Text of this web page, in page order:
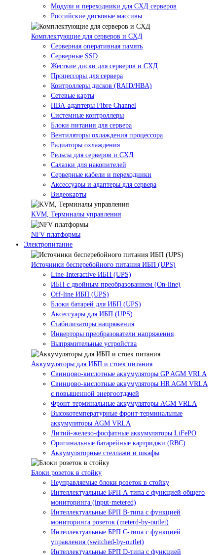
Модули и переходники для СХД серверов
Российские дисковые массивы
Комплектующие для серверов и СХД
Серверная оперативная память
Серверные SSD
Жесткие диски для серверов и СХД
Процессоры для сервера
Контроллеры дисков (RAID/HBA)
Сетевые карты
HBA-адаптеры Fibre Channel
Системные контроллеры
Блоки питания для сервера
Вентиляторы охлаждения процессора
Радиаторы охлаждения
Рельсы для серверов и СХД
Салазки для накопителей
Серверные кабели и переходники
Аксессуары и адаптеры для сервера
Видеокарты
KVM, Терминалы управления
NFV платформы
Электропитание
Источники бесперебойного питания ИБП (UPS)
Line-Interactive ИБП (UPS)
ИБП с двойным преобразованием (On-line)
Off-line ИБП (UPS)
Блоки батарей для ИБП (UPS)
Аксессуары для ИБП (UPS)
Стабилизаторы напряжения
Инверторы преобразователи напряжения
Выпрямительные устройства
Аккумуляторы для ИБП и стоек питания
Свинцово-кислотные аккумуляторы GP AGM VRLA
Свинцово-кислотные аккумуляторы HR AGM VRLA
с повышенной энергоотдачей
Фронт-терминальные аккумуляторы AGM VRLA
Высокотемпературные фронт-терминальные
аккумуляторы AGM VRLA
Литий-железо-фосфатные аккумуляторы LiFePO
Оригинальные батарейные картриджи (RBC)
Аккумуляторные стеллажи и шкафы
Блоки розеток в стойку
Неуправляемые блоки розеток в стойку
Интеллектуальные БРП А-типа с функцией общего
мониторинга (input-metered)
Интеллектуальные БРП B-типа с функцией
мониторинга розеток (meterd-by-outlet)
Интеллектуальные БРП C-типа с функцией
управления (switched-by-outlet)
Интеллектуальные БРП D-типа с функцией